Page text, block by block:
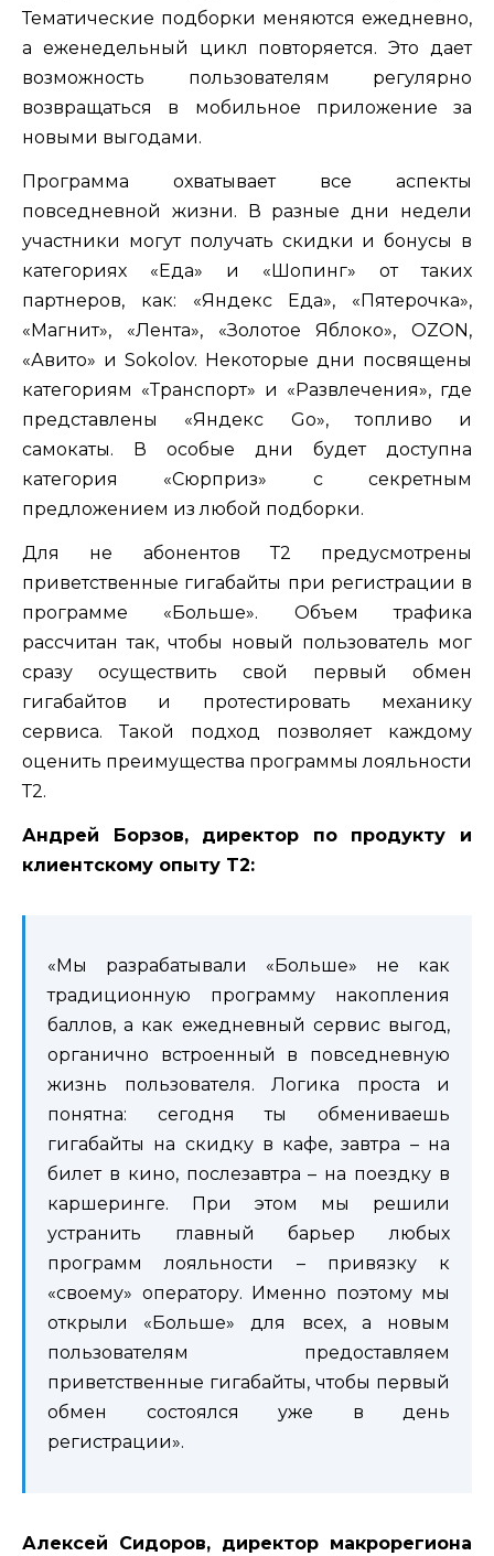
Тематические подборки меняются ежедневно,
а еженедельный цикл повторяется. Это дает
возможность пользователям регулярно
возвращаться в мобильное приложение за
новыми выгодами.
Программа охватывает все аспекты
повседневной жизни. В разные дни недели
участники могут получать скидки и бонусы в
категориях «Еда» и «Шопинг» от таких
партнеров, как: «Яндекс Еда», «Пятерочка»,
«Магнит», «Лента», «Золотое Яблоко», OZON,
«Авито» и Sokolov. Некоторые дни посвящены
категориям «Транспорт» и «Развлечения», где
представлены «Яндекс Go», топливо и
самокаты. В особые дни будет доступна
категория «Сюрприз» с секретным
предложением из любой подборки.
Для не абонентов Т2 предусмотрены
приветственные гигабайты при регистрации в
программе «Больше». Объем трафика
рассчитан так, чтобы новый пользователь мог
сразу осуществить свой первый обмен
гигабайтов и протестировать механику
сервиса. Такой подход позволяет каждому
оценить преимущества программы лояльности
Т2.
Андрей Борзов, директор по продукту и
клиентскому опыту T2:
«Мы разрабатывали «Больше» не как
традиционную программу накопления
баллов, а как ежедневный сервис выгод,
органично встроенный в повседневную
жизнь пользователя. Логика проста и
понятна: сегодня ты обмениваешь
гигабайты на скидку в кафе, завтра – на
билет в кино, послезавтра – на поездку в
каршеринге. При этом мы решили
устранить главный барьер любых
программ лояльности – привязку к
«своему» оператору. Именно поэтому мы
открыли «Больше» для всех, а новым
пользователям предоставляем
приветственные гигабайты, чтобы первый
обмен состоялся уже в день
регистрации».
Алексей Сидоров, директор макрорегиона